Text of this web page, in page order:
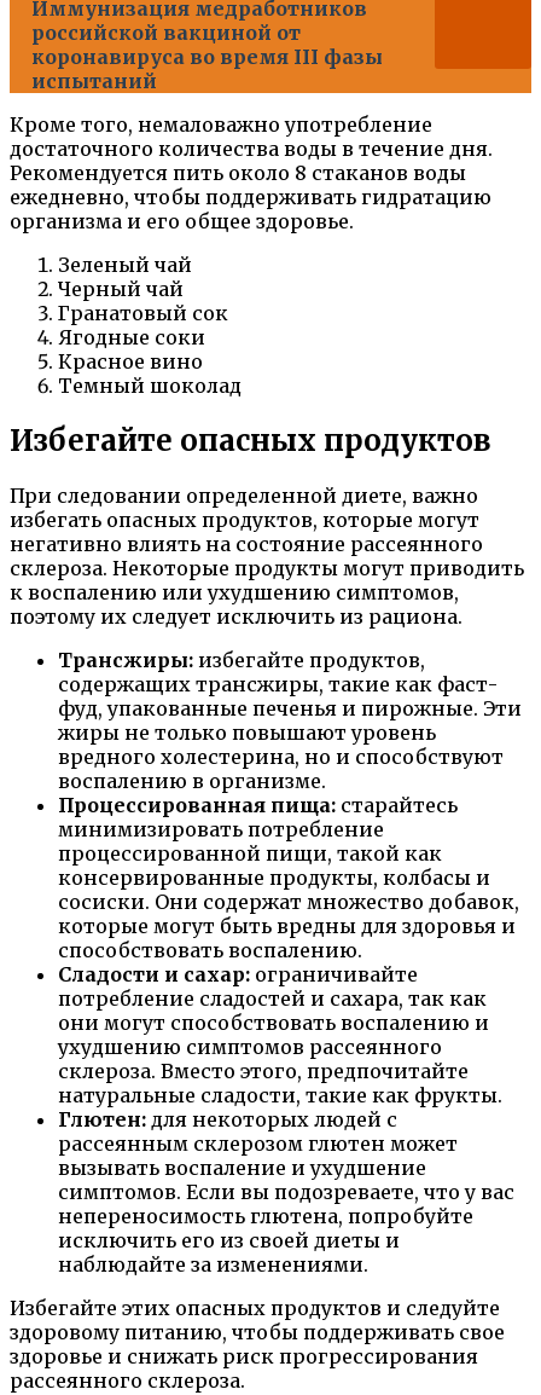
Иммунизация медработников
российской вакциной от
коронавируса во время III фазы
испытаний
Кроме того, немаловажно употребление
достаточного количества воды в течение дня.
Рекомендуется пить около 8 стаканов воды
ежедневно, чтобы поддерживать гидратацию
организма и его общее здоровье.
Зеленый чай
Черный чай
Гранатовый сок
Ягодные соки
Красное вино
Темный шоколад
Избегайте опасных продуктов
При следовании определенной диете, важно
избегать опасных продуктов, которые могут
негативно влиять на состояние рассеянного
склероза. Некоторые продукты могут приводить
к воспалению или ухудшению симптомов,
поэтому их следует исключить из рациона.
Трансжиры: избегайте продуктов,
содержащих трансжиры, такие как фаст-
фуд, упакованные печенья и пирожные. Эти
жиры не только повышают уровень
вредного холестерина, но и способствуют
воспалению в организме.
Процессированная пища: старайтесь
минимизировать потребление
процессированной пищи, такой как
консервированные продукты, колбасы и
сосиски. Они содержат множество добавок,
которые могут быть вредны для здоровья и
способствовать воспалению.
Сладости и сахар: ограничивайте
потребление сладостей и сахара, так как
они могут способствовать воспалению и
ухудшению симптомов рассеянного
склероза. Вместо этого, предпочитайте
натуральные сладости, такие как фрукты.
Глютен: для некоторых людей с
рассеянным склерозом глютен может
вызывать воспаление и ухудшение
симптомов. Если вы подозреваете, что у вас
непереносимость глютена, попробуйте
исключить его из своей диеты и
наблюдайте за изменениями.
Избегайте этих опасных продуктов и следуйте
здоровому питанию, чтобы поддерживать свое
здоровье и снижать риск прогрессирования
рассеянного склероза.